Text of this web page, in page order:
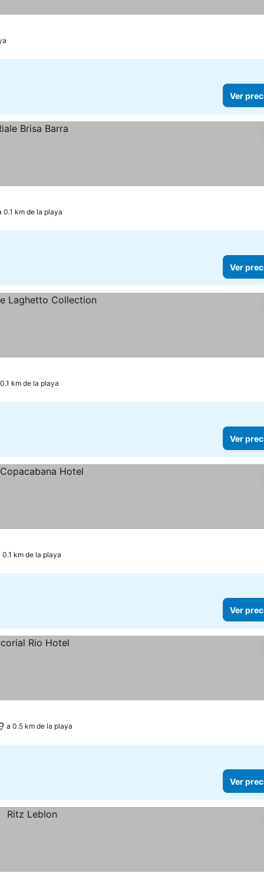
Ver
0.1 km de la playa
Ver
km de la playa
Ver
0.1 km de la playa
Ver
a 0.5 km de la playa
Ver